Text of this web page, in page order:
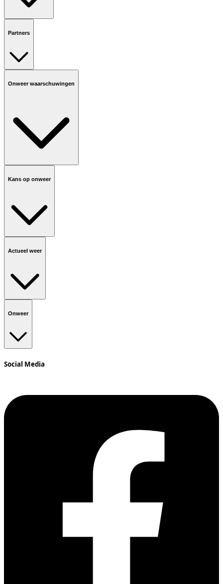
Partners
Onweer waarschuwingen
Kans op onweer
Actueel weer
Onweer
Social Media